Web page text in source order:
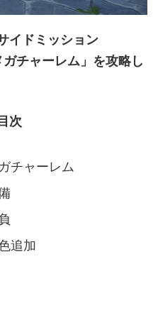
イドミッション
チャーレム」を攻略し
目次
チャーレム
追加